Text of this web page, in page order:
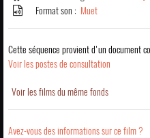
Format son : Muet
Cette séquence provient d'un document
Voir les postes de consultation
Voir les films du même fonds
Avez-vous des informations sur ce film ?